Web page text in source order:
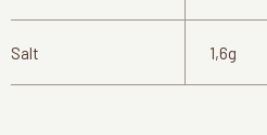
Salt 1,6g